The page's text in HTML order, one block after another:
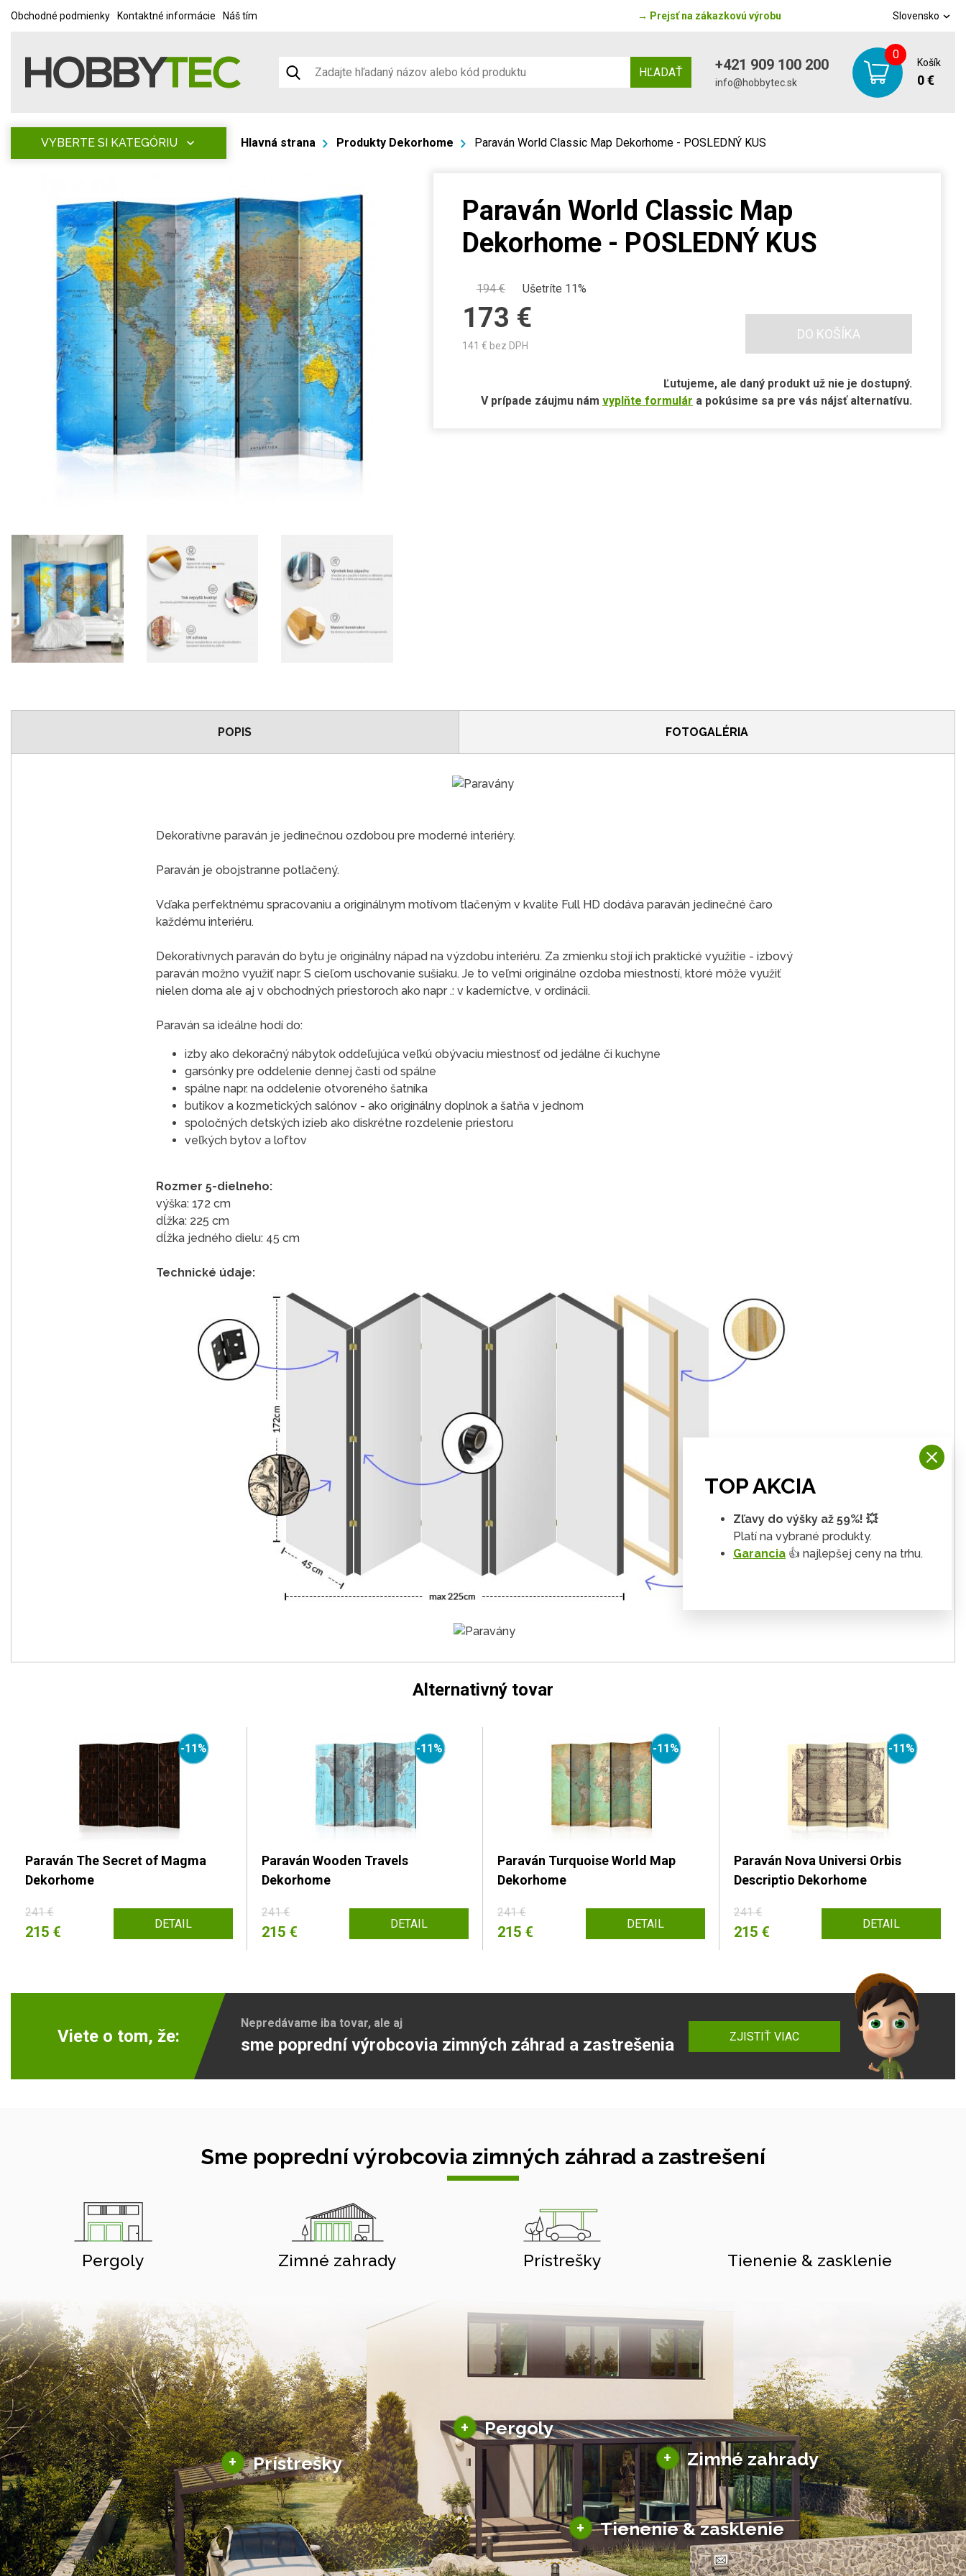
Obchodné podmienky Kontaktné informácie Náš tím → Prejsť na zákazkovú výrobu Slovensko
HĽADAŤ +421 909 100 200
info@hobbytec.sk
0
Košík
0 €
VYBERTE SI KATEGÓRIU Hlavná strana Produkty Dekorhome Paraván World Classic Map Dekorhome - POSLEDNÝ KUS
Paraván World Classic Map
Dekorhome - POSLEDNÝ KUS
194€ Ušetríte 11%
173 €
141 € bez DPH
DO KOŠÍKA
Ľutujeme, ale daný produkt už nie je dostupný.
V prípade záujmu nám vyplňte formulár a pokúsime sa pre vás nájsť alternatívu.
POPIS FOTOGALÉRIA
Dekoratívne paraván je jedinečnou ozdobou pre moderné interiéry.
Paraván je obojstranne potlačený.
Vďaka perfektnému spracovaniu a originálnym motívom tlačeným v kvalite Full HD dodáva paraván jedinečné čaro
každému interiéru.
Dekoratívnych paraván do bytu je originálny nápad na výzdobu interiéru. Za zmienku stojí ich praktické využitie - izbový
paraván možno využiť napr. S cieľom uschovanie sušiaku. Je to veľmi originálne ozdoba miestností, ktoré môže využiť
nielen doma ale aj v obchodných priestoroch ako napr .: v kaderníctve, v ordinácii.
Paraván sa ideálne hodí do:
izby ako dekoračný nábytok oddeľujúca veľkú obývaciu miestnosť od jedálne či kuchyne
garsónky pre oddelenie dennej časti od spálne
spálne napr. na oddelenie otvoreného šatníka
butikov a kozmetických salónov - ako originálny doplnok a šatňa v jednom
spoločných detských izieb ako diskrétne rozdelenie priestoru
veľkých bytov a loftov
Rozmer 5-dielneho:
výška: 172 cm
dĺžka: 225 cm
dĺžka jedného dielu: 45 cm
Technické údaje:
Alternativný tovar
-11%
Paraván The Secret of Magma
Dekorhome
241 €
215 € DETAIL
-11%
Paraván Wooden Travels
Dekorhome
241 €
215 € DETAIL
-11%
Paraván Turquoise World Map
Dekorhome
241 €
215 € DETAIL
-11%
Paraván Nova Universi Orbis
Descriptio Dekorhome
241 €
215 € DETAIL
Viete o tom, že:
Nepredávame iba tovar, ale aj
sme poprední výrobcovia zimných záhrad a zastrešenia ZJISTIŤ VIAC
Sme poprední výrobcovia zimných záhrad a zastrešení
Pergoly Zimné zahrady Prístrešky Tienenie & zasklenie
+ Pergoly
Hliníkové pergoly
Bioklimatické pergoly
Altány a zastrešenie
Solárne pergoly
+ Zimné zahrady
Sezónne zimné záhrady
Hliníkové zimné záhrady
Posuvné zimné záhrady
Solárne zimné záhrady
+ Prístrešky
Hliníkové prístrešky
Solárne prístrešky pre auto
+ Tienenie & zasklenie
Tienenie
Zasklenie
TOP AKCIA
Zľavy do výšky až 59%! 💥
Platí na vybrané produkty.
Garancia 👍 najlepšej ceny na trhu.